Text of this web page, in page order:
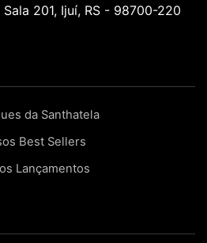
201, Ijuí, RS - 98700-220
da Santhatela
Best Sellers
Lançamentos